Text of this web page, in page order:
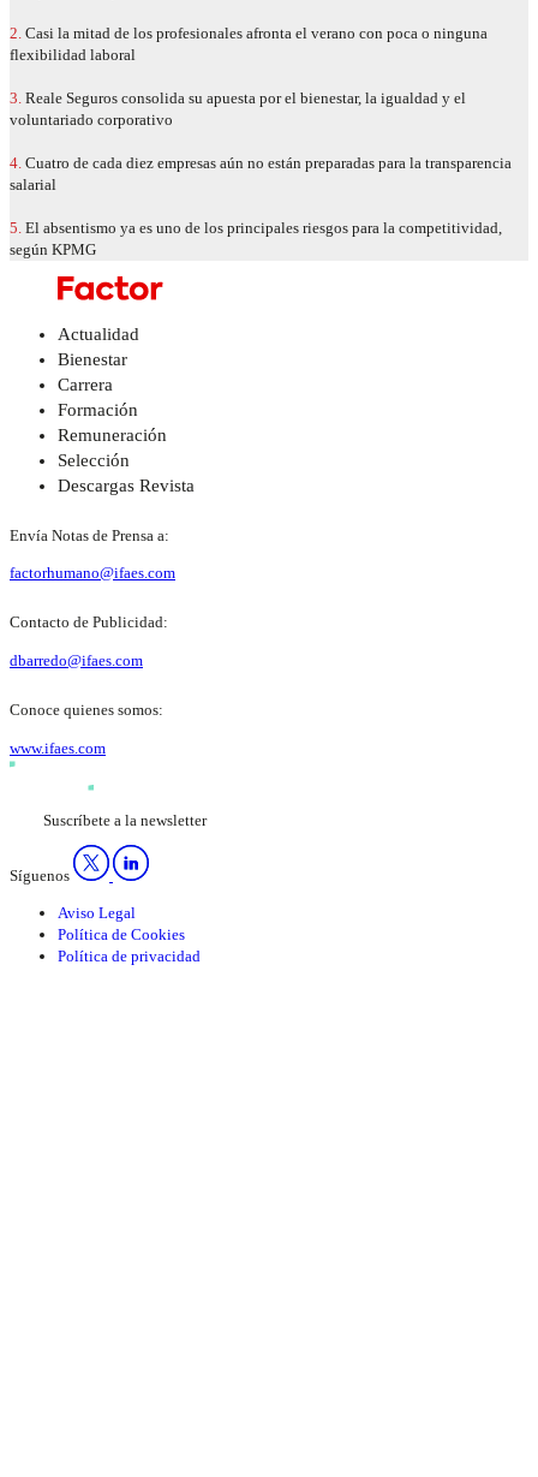
2. Casi la mitad de los profesionales afronta el verano con poca o ninguna
flexibilidad laboral
3. Reale Seguros consolida su apuesta por el bienestar, la igualdad y el
voluntariado corporativo
4. Cuatro de cada diez empresas aún no están preparadas para la transparencia
salarial
5. El absentismo ya es uno de los principales riesgos para la competitividad,
según KPMG
Actualidad
Bienestar
Carrera
Formación
Remuneración
Selección
Descargas Revista
Envía Notas de Prensa a:
factorhumano@ifaes.com
Contacto de Publicidad:
dbarredo@ifaes.com
Conoce quienes somos:
www.ifaes.com
Suscríbete a la newsletter
Síguenos
Aviso Legal
Política de Cookies
Política de privacidad